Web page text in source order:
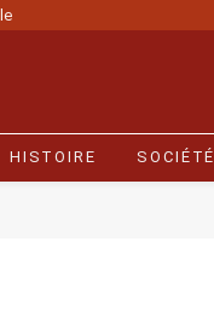
HISTOIRE SOCIÉTÉ